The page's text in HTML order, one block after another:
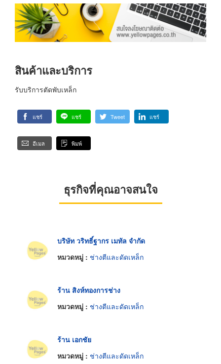
สินค้าและบริการ
รับบริการตัดพับเหล็ก
แชร์ แชร์ Tweet แชร์
อีเมล พิมพ์
ธุรกิจที่คุณอาจสนใจ
บริษัท วริทธิ์ฐากร เมทัล จำกัด
หมวดหมู่ : ช่างตีและดัดเหล็ก
ร้าน สิงห์ทองการช่าง
หมวดหมู่ : ช่างตีและดัดเหล็ก
ร้าน เอกชัย
หมวดหมู่ : ช่างตีและดัดเหล็ก